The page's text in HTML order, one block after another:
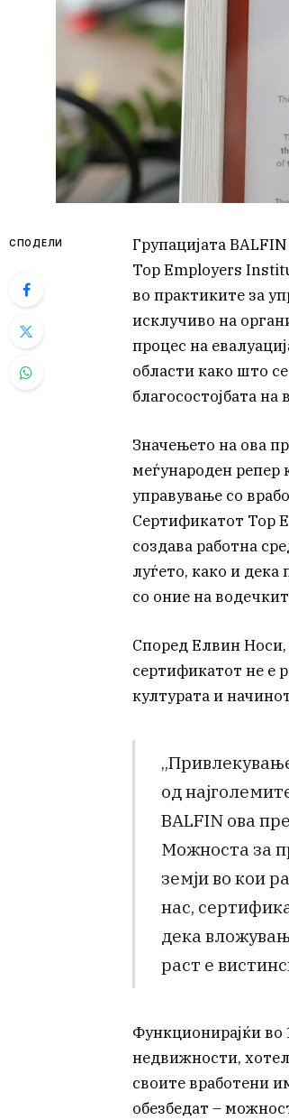
СПОДЕЛИ
Групацијата
Top Employers
во практиките за
исклучиво на
процес на
области како што
благосостојбата
Значењето на ова
меѓународен репер
управување со
Сертификатот Top
создава работна
луѓето, како и дека
со оние на
Според Елвин Носи,
сертификатот не е
културата и
од
BALFIN ова
Можноста за
земји во кои
нас,
дека
раст е
Функционирајќи во
недвижности,
своите вработени
обезбедат –